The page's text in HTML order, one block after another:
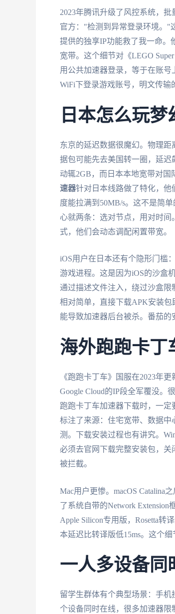
2023年腾讯升级了风控系统，
官方："检测到异常登录环境。"
提供的独享IP功能救了我一命。
宽带。这个细节对《LEGO
用公共加速器登录，等于在账
WiFi下登录游戏账号，明文传输
日本怎么玩
东京的延迟数据很魔幻。物理
据包可能先去美国转一圈，延迟
动辄2GB，而日本本地宽带对国
速器针对日本线路做了特化，他
度能拉满到50MB/s。这不是简
心就两条：选对节点，用对时
式，他们会动态调配闲置带宽。
iOS用户在日本还有个隐形门槛
游戏进程。这是因为iOS的沙盒
通过描述文件注入，绕过沙盒
相对简单，直接下载APK安装
能导致加速器后台被杀。番茄的
海外跑跑卡丁
《跑跑卡丁车》国服在2023年
Google Cloud的IP段全军覆没
跑跑卡丁车加速器下载时，一定
标注了来源：住宅宽带、数据
测。下载安装过程也有讲究。
必须去官网下载完整安装包，关
被拦截。
Mac用户更惨。macOS Catalina
了系统自带的Network
Apple Silicon专用版，Rosetta转
本延迟比转译版低15ms。这个
一人多设备同
留学生群体有个典型场景：手
个设备同时在线，很多加速器限